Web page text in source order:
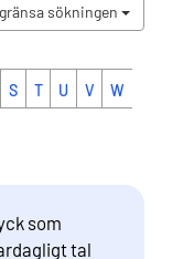
sökningen
S T U V W
som
tal